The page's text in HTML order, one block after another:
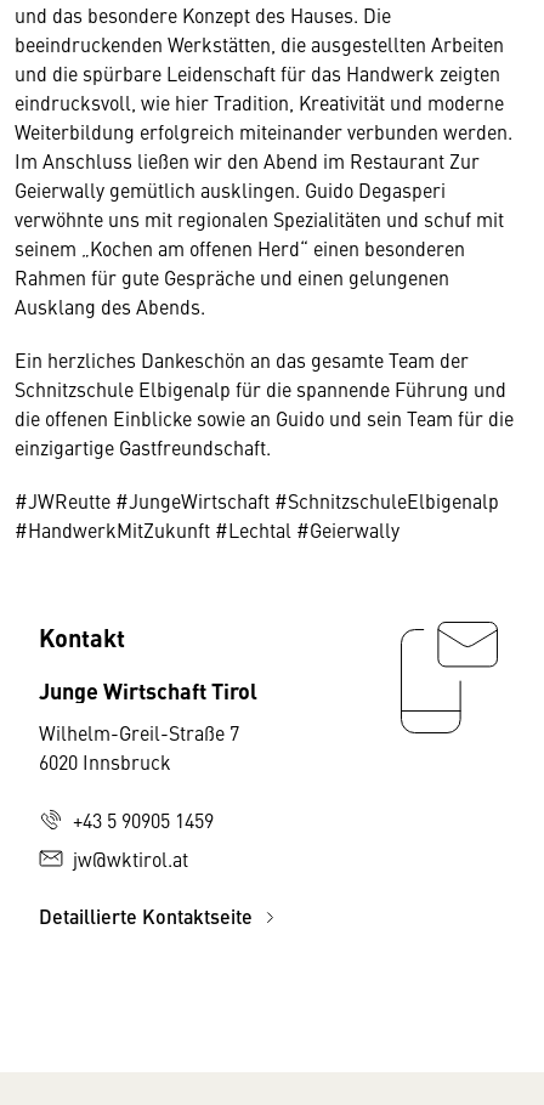
und das besondere Konzept des Hauses. Die
beeindruckenden Werkstätten, die ausgestellten Arbeiten
und die spürbare Leidenschaft für das Handwerk zeigten
eindrucksvoll, wie hier Tradition, Kreativität und moderne
Weiterbildung erfolgreich miteinander verbunden werden.
Im Anschluss ließen wir den Abend im Restaurant Zur
Geierwally gemütlich ausklingen. Guido Degasperi
verwöhnte uns mit regionalen Spezialitäten und schuf mit
seinem „Kochen am offenen Herd“ einen besonderen
Rahmen für gute Gespräche und einen gelungenen
Ausklang des Abends.
Ein herzliches Dankeschön an das gesamte Team der
Schnitzschule Elbigenalp für die spannende Führung und
die offenen Einblicke sowie an Guido und sein Team für die
einzigartige Gastfreundschaft.
#JWReutte #JungeWirtschaft #SchnitzschuleElbigenalp
#HandwerkMitZukunft #Lechtal #Geierwally
Kontakt
Junge Wirtschaft Tirol
Wilhelm-Greil-Straße 7
6020 Innsbruck
+43 5 90905 1459
jw@wktirol.at
Detaillierte Kontaktseite